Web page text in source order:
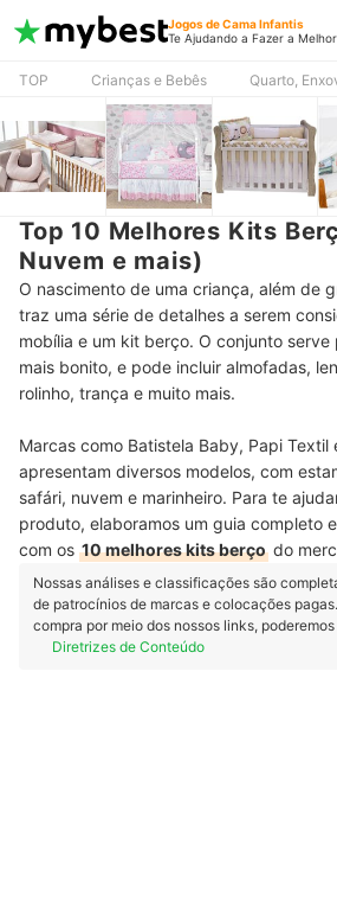
Jogos de Cama Infantis
Te Ajudando a Fazer a
TOP Crianças e Bebês Quarto,
Top 10 Melhores Kits
Nuvem e mais)
O nascimento de uma criança, além de
traz uma série de detalhes a serem
mobília e um kit berço. O conjunto
mais bonito, e pode incluir almofadas,
rolinho, trança e muito mais.
Marcas como Batistela Baby, Papi Textil
apresentam diversos modelos, com
safári, nuvem e marinheiro. Para te
produto, elaboramos um guia completo
com os 10 melhores kits berço do
Nossas análises e classificações são
de patrocínios de marcas e colocações
compra por meio dos nossos links,
Diretrizes de Conteúdo